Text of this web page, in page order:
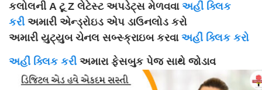
કલોલની A ટૂ Z લેટેસ્ટ અપડેટ્સ મેળવવા અહીં ક્લિક
કરી અમારી એન્ડ્રોઇડ એપ ડાઉનલોડ કરો
અમારી યુટ્યુબ ચેનલ સબ્સ્ક્રાઇબ કરવા અહીં ક્લિક કરો
અહીં ક્લિક કરી અમારા ફેસબુક પેજ સાથે જોડાવ